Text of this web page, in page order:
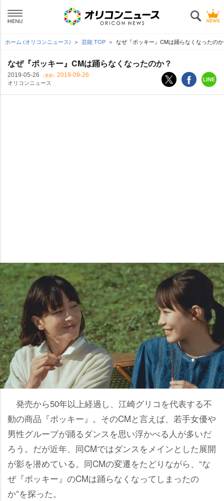
ホーム (オリコンニュース) 芸能 TOP なぜ『ポッキー』CMは踊らなくなったの
なぜ『ポッキー』CMは踊らなくなったのか？
2019-05-26 （更新） 2019-09-26
オリコンニュース
発売から50年以上経過し、江崎グリコを代表する不
動の商品『ポッキー』。そのCMと言えば、若手女優
男性グループが踊るダンスを思い浮かべる人が多いだ
ろう。だが近年、同CMではダンスをメインとした展開
が影を潜めている。同CMの変遷をたどりながら、“な
ぜ『ポッキー』のCMは踊らなくなってしまったの
か”を探った。